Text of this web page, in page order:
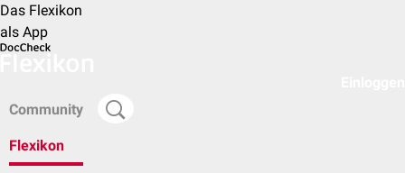
Das Flexikon
als App
Community
Flexikon